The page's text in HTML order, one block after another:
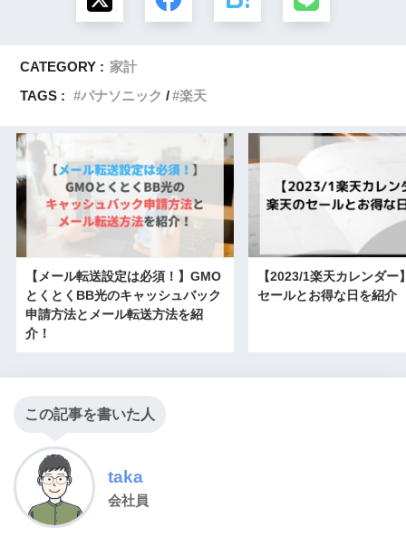
CATEGORY : 家計
TAGS :
パナソニック 楽天
【メール転送設定は必須！】GMO
とくとくBB光のキャッシュバック
申請方法とメール転送方法を紹
介！
【2023/1楽天カレンダー
セールとお得な日を紹介
この記事を書いた人
taka
会社員